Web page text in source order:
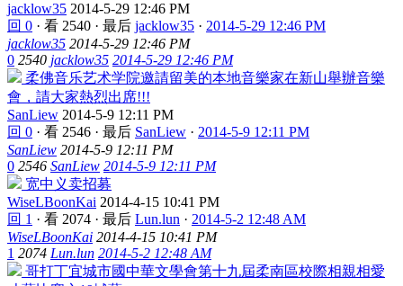
jacklow35 2014-5-29 12:46 PM
回 0 · 看 2540 · 最后 jacklow35 · 2014-5-29 12:46 PM
jacklow35 2014-5-29 12:46 PM
0 2540 jacklow35 2014-5-29 12:46 PM
柔佛音乐艺术学院邀請留美的本地音樂家在新山舉辦音樂
會，請大家熱烈出席!!!
SanLiew 2014-5-9 12:11 PM
回 0 · 看 2546 · 最后 SanLiew · 2014-5-9 12:11 PM
SanLiew 2014-5-9 12:11 PM
0 2546 SanLiew 2014-5-9 12:11 PM
宽中义卖招募
WiseLBoonKai 2014-4-15 10:41 PM
回 1 · 看 2074 · 最后 Lun.lun · 2014-5-2 12:48 AM
WiseLBoonKai 2014-4-15 10:41 PM
1 2074 Lun.lun 2014-5-2 12:48 AM
哥打丁宜城市國中華文學會第十九屆柔南區校際相親相愛